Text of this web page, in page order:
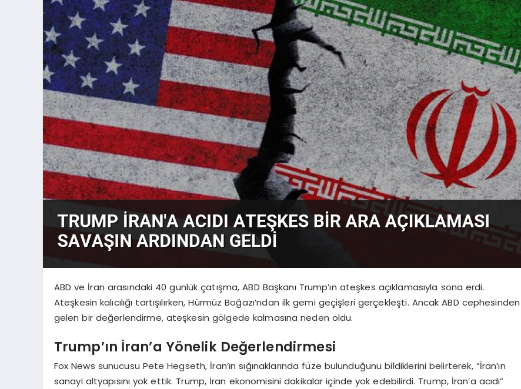
ABD ve İran arasındaki 40 günlük çatışma, ABD Başkanı Trump’ın ateşkes açıklamasıyla sona erdi.
Ateşkesin kalıcılığı tartışılırken, Hürmüz Boğazı’ndan ilk gemi geçişleri gerçekleşti. Ancak ABD cephesinden
gelen bir değerlendirme, ateşkesin gölgede kalmasına neden oldu.
Trump’ın İran’a Yönelik Değerlendirmesi
Fox News sunucusu Pete Hegseth, İran’ın sığınaklarında füze bulunduğunu bildiklerini belirterek, “İran’ın
sanayi altyapısını yok ettik. Trump, İran ekonomisini dakikalar içinde yok edebilirdi. Trump, İran’a acıdı”